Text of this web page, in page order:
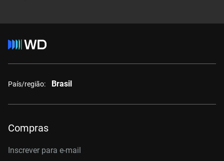
País/região: Brasil
Compras
Inscrever para e-mail